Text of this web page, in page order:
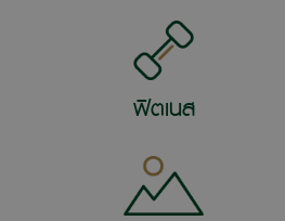
ฟิตเนส